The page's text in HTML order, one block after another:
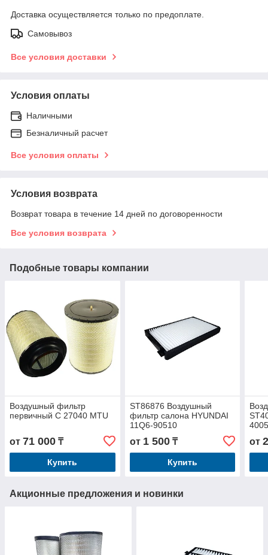
Доставка осуществляется только по предоплате.
Самовывоз
Все условия доставки
Условия оплаты
Наличными
Безналичный расчет
Все условия оплаты
Условия возврата
Возврат товара в течение 14 дней по договоренности
Все условия возврата
Подобные товары компании
Воздушный фильтр
первичный C 27040 MTU
от 71 000 ₸
Купить
ST86876 Воздушный
фильтр салона HYUNDAI
11Q6-90510
от 1 500₸
Купить
от
Акционные предложения и новинки